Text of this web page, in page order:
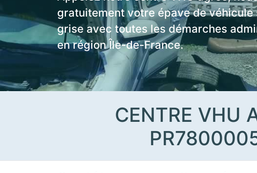
gratuitement votre épave de véhicule
grise avec toutes les démarches
en région Île-de-France.
CENTRE VHU